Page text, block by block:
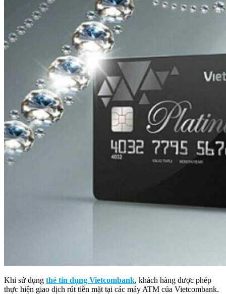
Khi sử dụng thẻ tín dụng Vietcombank, khách hàng được phép
thực hiện giao dịch rút tiền mặt tại các máy ATM của Vietcombank.